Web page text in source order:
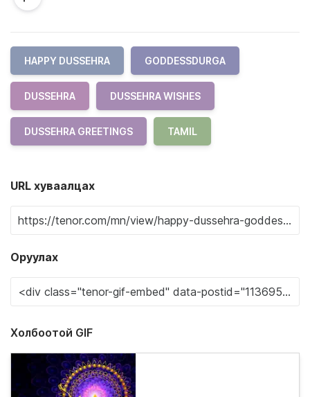
HAPPY DUSSEHRA GODDESSDURGA
DUSSEHRA DUSSEHRA WISHES
DUSSEHRA GREETINGS TAMIL
URL хуваалцах
Оруулах
Холбоотой GIF